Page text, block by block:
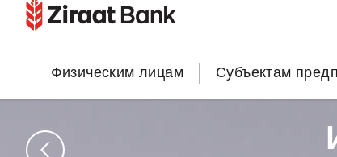
Физическим лицам Субъектам